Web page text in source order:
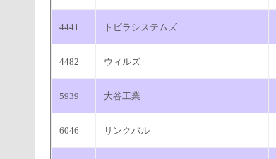
4441 トビラシステムズ
4482 ウィルズ
5939 大谷工業
6046 リンクバル